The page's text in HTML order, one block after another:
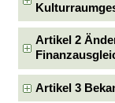
Artikel 2
Artikel 3